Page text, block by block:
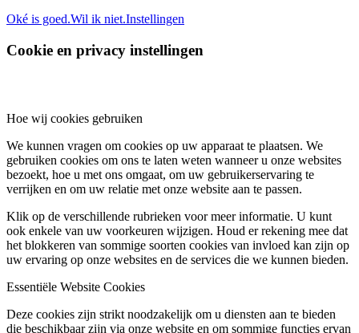
Oké is goed.Wil ik niet.Instellingen
Cookie en privacy instellingen
Hoe wij cookies gebruiken
We kunnen vragen om cookies op uw apparaat te plaatsen. We
gebruiken cookies om ons te laten weten wanneer u onze websites
bezoekt, hoe u met ons omgaat, om uw gebruikerservaring te
verrijken en om uw relatie met onze website aan te passen.
Klik op de verschillende rubrieken voor meer informatie. U kunt
ook enkele van uw voorkeuren wijzigen. Houd er rekening mee dat
het blokkeren van sommige soorten cookies van invloed kan zijn op
uw ervaring op onze websites en de services die we kunnen bieden.
Essentiële Website Cookies
Deze cookies zijn strikt noodzakelijk om u diensten aan te bieden
die beschikbaar zijn via onze website en om sommige functies ervan